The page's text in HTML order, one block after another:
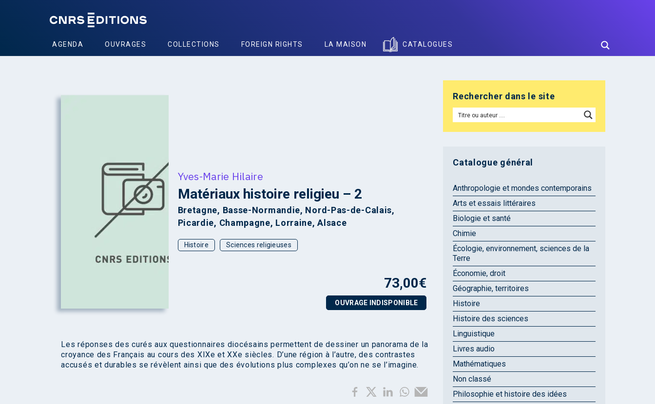
AGENDA OUVRAGES COLLECTIONS FOREIGN RIGHTS LA MAISON CATALOGUES
Yves-Marie Hilaire
Matériaux histoire religieu – 2
Bretagne, Basse-Normandie, Nord-Pas-de-Calais,
Picardie, Champagne, Lorraine, Alsace
Histoire Sciences religieuses
73,00€
OUVRAGE INDISPONIBLE
Les réponses des curés aux questionnaires diocésains permettent de dessiner un panorama de la
croyance des Français au cours des XIXe et XXe siècles. D’une région à l’autre, des contrastes
accusés et durables se révèlent ainsi que des évolutions plus complexes qu’on ne se l’imagine.
Rechercher dans le site
Catalogue général
Anthropologie et mondes contemporains
Arts et essais littéraires
Biologie et santé
Chimie
Écologie, environnement, sciences de la
Terre
Économie, droit
Géographie, territoires
Histoire
Histoire des sciences
Linguistique
Livres audio
Mathématiques
Non classé
Philosophie et histoire des idées